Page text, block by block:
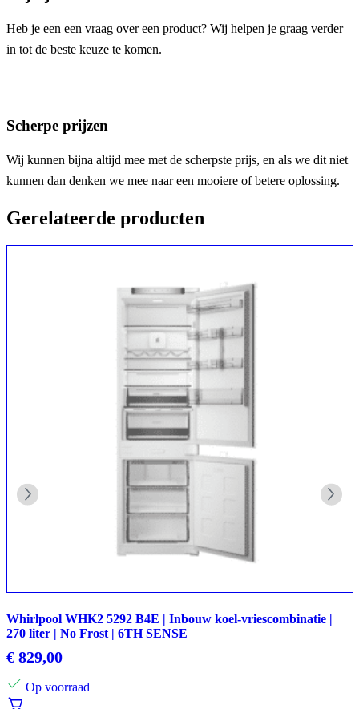
Heb je een een vraag over een product? Wij helpen je graag verder
in tot de beste keuze te komen.
Scherpe prijzen
Wij kunnen bijna altijd mee met de scherpste prijs, en als we dit niet
kunnen dan denken we mee naar een mooiere of betere oplossing.
Gerelateerde producten
Whirlpool WHK2 5292 B4E | Inbouw koel-vriescombinatie |
270 liter | No Frost | 6TH SENSE
€ 829,00
Op voorraad